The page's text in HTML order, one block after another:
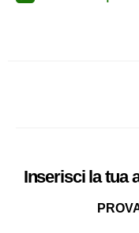
Inserisci la tua